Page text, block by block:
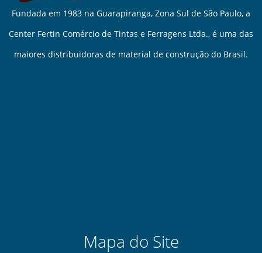
Fundada em 1983 na Guarapiranga, Zona Sul de São Paulo, a
Center Fertin Comércio de Tintas e Ferragens Ltda., é uma das
maiores distribuidoras de material de construção do Brasil.
Mapa do Site